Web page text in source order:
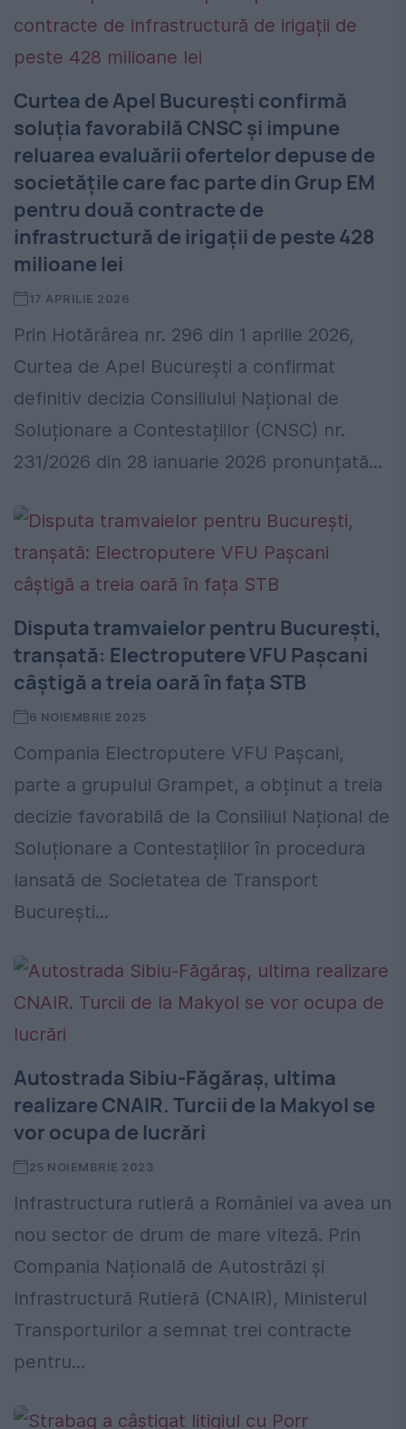
Curtea de Apel București confirmă
soluția favorabilă CNSC și impune
reluarea evaluării ofertelor depuse de
societățile care fac parte din Grup EM
pentru două contracte de
infrastructură de irigații de peste 428
milioane lei
17 APRILIE 2026
Prin Hotărârea nr. 296 din 1 aprilie 2026,
Curtea de Apel București a confirmat
definitiv decizia Consiliului Național de
Soluționare a Contestațiilor (CNSC) nr.
231/2026 din 28 ianuarie 2026 pronunțată...
Disputa tramvaielor pentru București,
tranșată: Electroputere VFU Pașcani
câștigă a treia oară în fața STB
6 NOIEMBRIE 2025
Compania Electroputere VFU Paşcani,
parte a grupului Grampet, a obținut a treia
decizie favorabilă de la Consiliul Național de
Soluționare a Contestațiilor în procedura
lansată de Societatea de Transport
București...
Autostrada Sibiu-Făgăraș, ultima
realizare CNAIR. Turcii de la Makyol se
vor ocupa de lucrări
25 NOIEMBRIE 2023
Infrastructura rutieră a României va avea un
nou sector de drum de mare viteză. Prin
Compania Națională de Autostrăzi și
Infrastructură Rutieră (CNAIR), Ministerul
Transporturilor a semnat trei contracte
pentru...